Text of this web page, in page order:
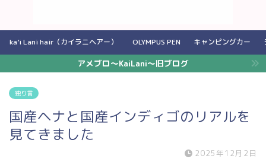
ka’i Lani hair（カイラニヘアー） OLYMPUS PEN キャンピングカー
アメブロ〜KaiLani〜旧ブログ
独り言
国産ヘナと国産インディゴのリアルを
見てきました
2025年12月2日